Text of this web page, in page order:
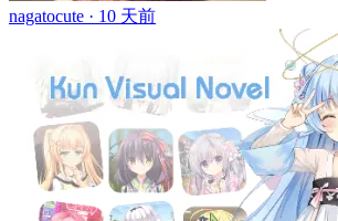
nagatocute · 10 天前